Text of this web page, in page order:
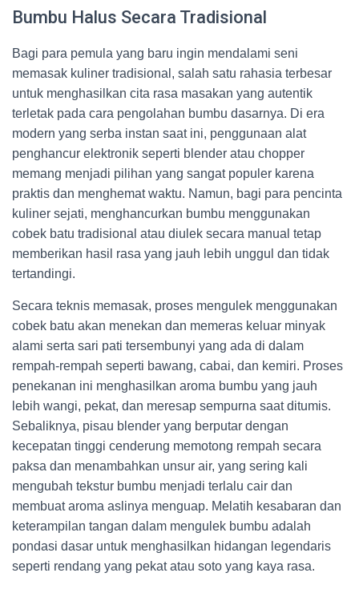
Bumbu Halus Secara Tradisional
Bagi para pemula yang baru ingin mendalami seni
memasak kuliner tradisional, salah satu rahasia terbesar
untuk menghasilkan cita rasa masakan yang autentik
terletak pada cara pengolahan bumbu dasarnya. Di era
modern yang serba instan saat ini, penggunaan alat
penghancur elektronik seperti blender atau chopper
memang menjadi pilihan yang sangat populer karena
praktis dan menghemat waktu. Namun, bagi para pencinta
kuliner sejati, menghancurkan bumbu menggunakan
cobek batu tradisional atau diulek secara manual tetap
memberikan hasil rasa yang jauh lebih unggul dan tidak
tertandingi.
Secara teknis memasak, proses mengulek menggunakan
cobek batu akan menekan dan memeras keluar minyak
alami serta sari pati tersembunyi yang ada di dalam
rempah-rempah seperti bawang, cabai, dan kemiri. Proses
penekanan ini menghasilkan aroma bumbu yang jauh
lebih wangi, pekat, dan meresap sempurna saat ditumis.
Sebaliknya, pisau blender yang berputar dengan
kecepatan tinggi cenderung memotong rempah secara
paksa dan menambahkan unsur air, yang sering kali
mengubah tekstur bumbu menjadi terlalu cair dan
membuat aroma aslinya menguap. Melatih kesabaran dan
keterampilan tangan dalam mengulek bumbu adalah
pondasi dasar untuk menghasilkan hidangan legendaris
seperti rendang yang pekat atau soto yang kaya rasa.